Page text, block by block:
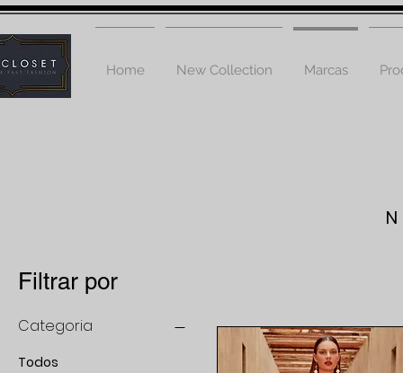
Home New Collection Marcas
Filtrar por
Categoria
Todos